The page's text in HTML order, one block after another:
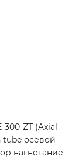
300-ZT (Axial
tube осевой
нагнетание